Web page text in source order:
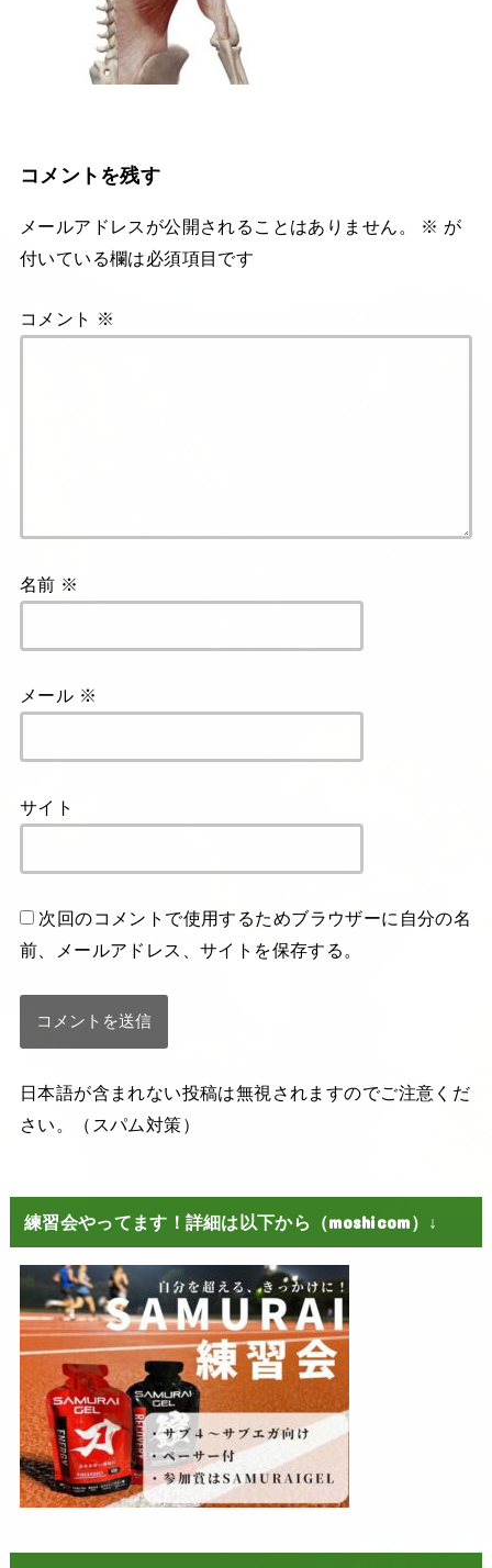
コメントを残す
メールアドレスが公開されることはありません。 ※ が
付いている欄は必須項目です
コメント ※
名前 ※
メール ※
サイト
次回のコメントで使用するためブラウザーに自分の名
前、メールアドレス、サイトを保存する。
日本語が含まれない投稿は無視されますのでご注意くだ
さい。（スパム対策）
練習会やってます！詳細は以下から（moshicom）↓